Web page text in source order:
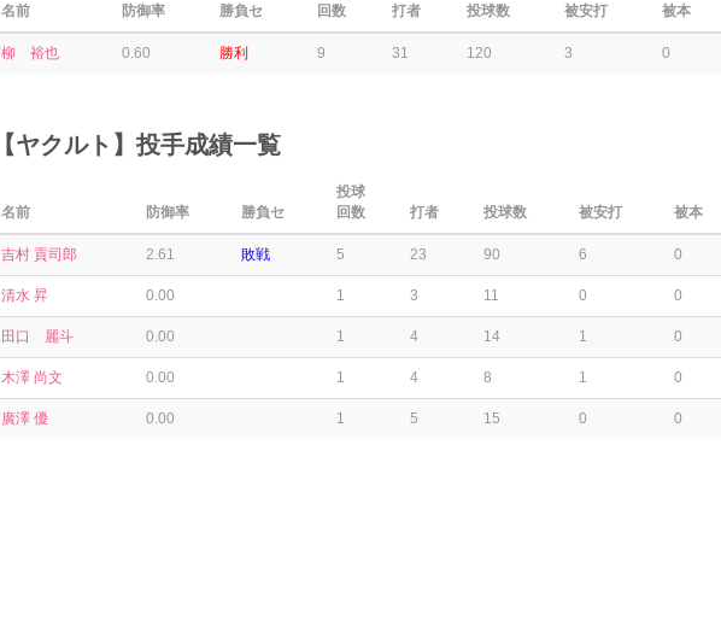
名前 防御率 勝負セ
回数
打者 投球数 被安打 被本
柳 裕也 0.60 勝利 9 31 120 3 0
【ヤクルト】投手成績一覧
名前 防御率 勝負セ
投球
回数
打者 投球数 被安打 被本
吉村 貢司郎 2.61 敗戦 5 23 90 6 0
清水 昇 0.00 1 3 11 0 0
田口 麗斗 0.00 1 4 14 1 0
木澤 尚文 0.00 1 4 8 1 0
廣澤 優 0.00 1 5 15 0 0